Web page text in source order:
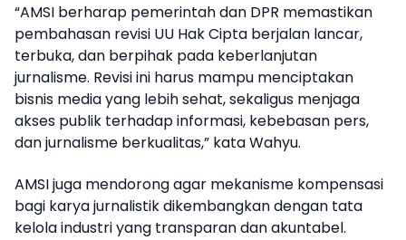
“AMSI berharap pemerintah dan DPR memastikan
pembahasan revisi UU Hak Cipta berjalan lancar,
terbuka, dan berpihak pada keberlanjutan
jurnalisme. Revisi ini harus mampu menciptakan
bisnis media yang lebih sehat, sekaligus menjaga
akses publik terhadap informasi, kebebasan pers,
dan jurnalisme berkualitas,” kata Wahyu.
AMSI juga mendorong agar mekanisme kompensasi
bagi karya jurnalistik dikembangkan dengan tata
kelola industri yang transparan dan akuntabel.